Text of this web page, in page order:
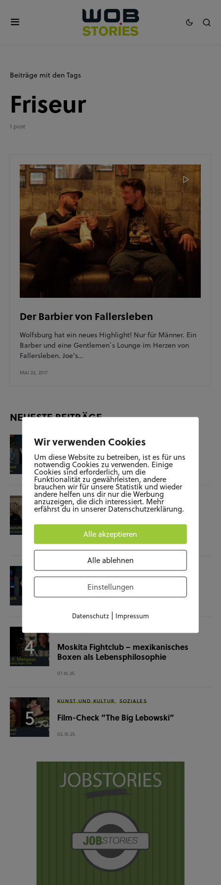
Beiträge mit den Tags
Friseur
1 post
Der Barbier von Fallersleben
Wolfsburg hat ein neues Highlight! Nur für Männer. Ein
Barber und eine Gentlemen`s Lounge im Herzen von
Fallersleben. Joe’s…
MAI 22, 2017
NEUESTE BEITRÄGE
KUNST UND KULTUR SOZIALES
Film-Check “The Terminator”
04.11.25
SOZIALES WISSENSCHAFT & NATUR
Raumausstatterin – (k)ein Beruf mit
Zukunft?
KUNST UND KULTUR SOZIALES
Film-Check “Christine”
Moskita Fightclub – mexikanisches
Boxen als Lebensphilosophie
07.10.25
KUNST UND KULTUR SOZIALES
Film-Check “The Big Lebowski”
02.10.25
Wir verwenden Cookies
Um diese Website zu betreiben, ist es für uns
notwendig Cookies zu verwenden. Einige
Cookies sind erforderlich, um die
Funktionalität zu gewährleisten, andere
brauchen wir für unsere Statistik und wieder
andere helfen uns dir nur die Werbung
anzuzeigen, die dich interessiert. Mehr
erfährst du in unserer Datenschutzerklärung.
Alle akzeptieren
Alle ablehnen
Einstellungen
Datenschutz| Impressum